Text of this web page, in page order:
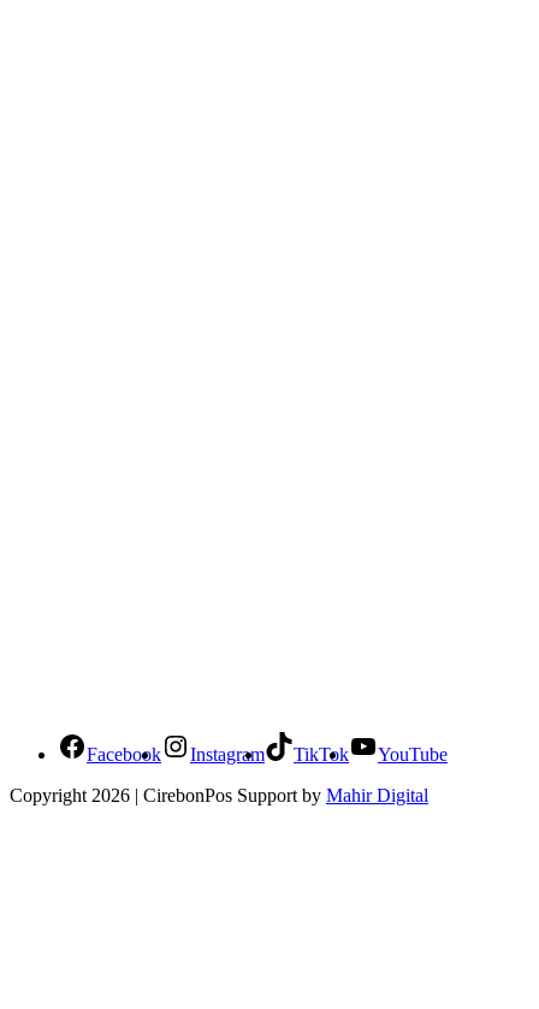
Facebook Instagram TikTok
YouTube
Copyright 2026 | CirebonPos Support by Mahir Digital